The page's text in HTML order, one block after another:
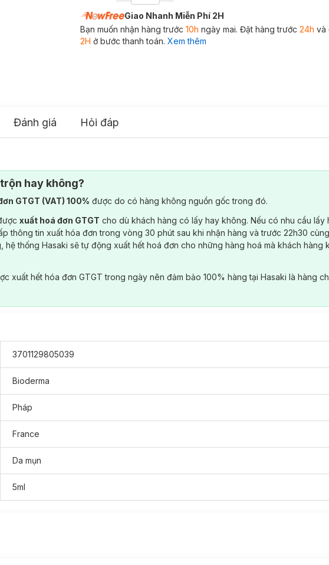
Giao Nhanh Miễn Phí 2H
Bạn muốn nhận hàng trước 10h ngày mai. Đặt hàng trước 24h và
2H ở bước thanh toán. Xem thêm
Đánh giá Hỏi đáp
hay không?
GTGT (VAT) 100% được do có hàng không nguồn gốc trong đó.
xuất hoá đơn GTGT cho dù khách hàng có lấy hay không. Nếu có nhu cầu lấy
thông tin xuất hóa đơn trong vòng 30 phút sau khi nhận hàng và trước 22h30
hệ thống Hasaki sẽ tự động xuất hết hoá đơn cho những hàng hoá mà khách hàng
xuất hết hóa đơn GTGT trong ngày nên đảm bảo 100% hàng tại Hasaki là hàng
3701129805039
Bioderma
Pháp
France
Da mụn
5ml